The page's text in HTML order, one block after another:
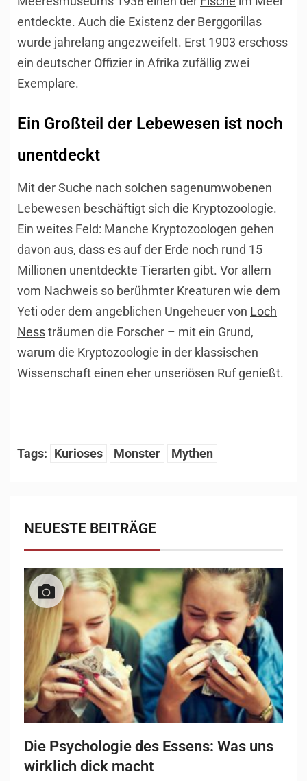
entdeckte. Auch die Existenz der Berggorillas
wurde jahrelang angezweifelt. Erst 1903 erschoss
ein deutscher Offizier in Afrika zufällig zwei
Exemplare.
Ein Großteil der Lebewesen ist noch
unentdeckt
Mit der Suche nach solchen sagenumwobenen
Lebewesen beschäftigt sich die Kryptozoologie.
Ein weites Feld: Manche Kryptozoologen gehen
davon aus, dass es auf der Erde noch rund 15
Millionen unentdeckte Tierarten gibt. Vor allem
vom Nachweis so berühmter Kreaturen wie dem
Yeti oder dem angeblichen Ungeheuer von Loch
Nessträumen die Forscher – mit ein Grund,
warum die Kryptozoologie in der klassischen
Wissenschaft einen eher unseriösen Ruf genießt.
Tags: Kurioses Monster Mythen
NEUESTE BEITRÄGE
Die Psychologie des Essens: Was uns
wirklich dick macht